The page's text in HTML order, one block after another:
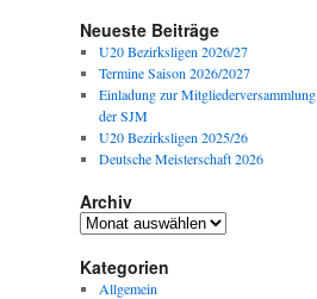
Neueste Beiträge
U20 Bezirksligen 2026/27
Termine Saison 2026/2027
Einladung zur Mitgliederversammlung
der SJM
U20 Bezirksligen 2025/26
Deutsche Meisterschaft 2026
Archiv
Archiv
Kategorien
Allgemein